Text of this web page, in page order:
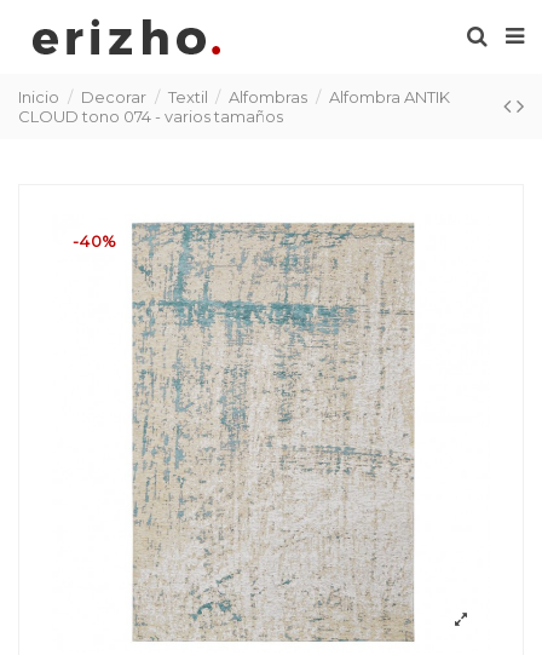
Inicio Decorar Textil Alfombras
Alfombra ANTIK
CLOUD tono 074 - varios tamaños
-40%